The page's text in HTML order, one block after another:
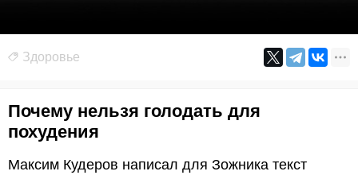
Здоровье
Почему нельзя голодать для
похудения
Максим Кудеров написал для Зожника текст